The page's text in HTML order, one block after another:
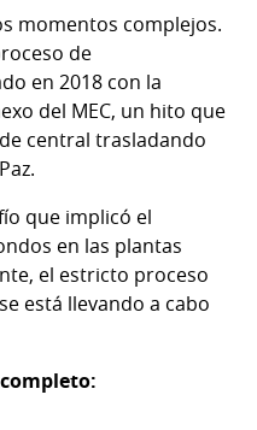
momentos complejos.
de
en 2018 con la
del MEC, un hito que
central trasladando
que implicó el
en las plantas
el estricto proceso
está llevando a cabo